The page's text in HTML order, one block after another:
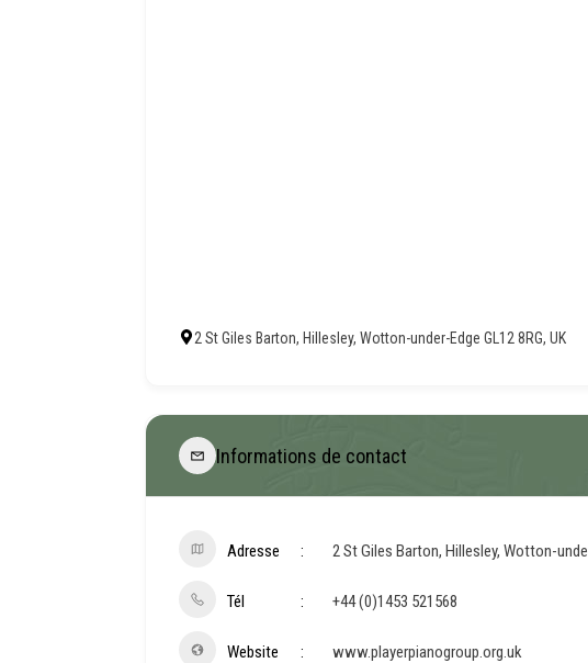
2 St Giles Barton, Hillesley, Wotton-under-Edge GL12 8RG, UK
Informations de contact
Adresse 2 St Giles Barton, Hillesley, Wotton-
Tél +44 (0)1453 521568
Website www.playerpianogroup.org.uk